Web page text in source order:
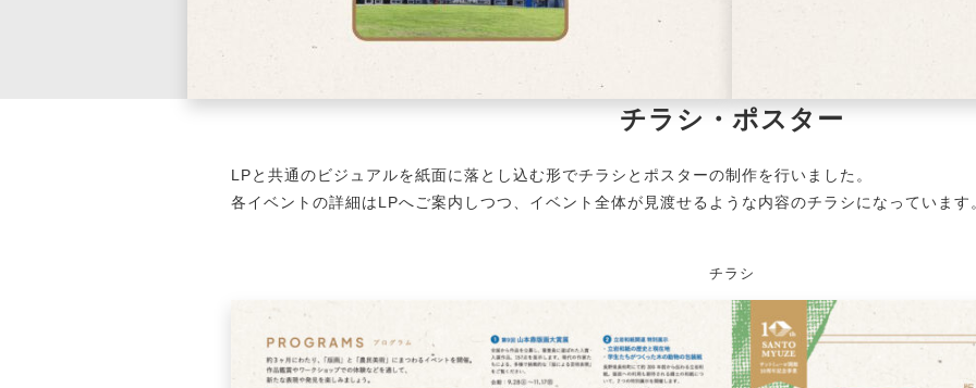
チラシ・ポスター
LPと共通のビジュアルを紙面に落とし込む形でチラシとポスターの制作を行いました。
各イベントの詳細はLPへご案内しつつ、イベント全体が見渡せるような内容のチラシになっています
チラシ